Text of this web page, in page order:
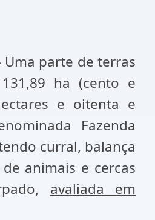
de terras
ha (cento e
e oitenta e
Fazenda
curral, balança
animais e cercas
avaliada em